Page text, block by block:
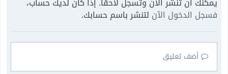
فسجل الدخول الآن لتنشر باسم حسابك.
أضف تعليق